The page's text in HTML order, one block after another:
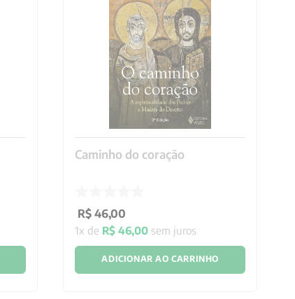
Caminho do coração
R$ 46,00
1x de R$ 46,00 sem juros
ADICIONAR AO CARRINHO